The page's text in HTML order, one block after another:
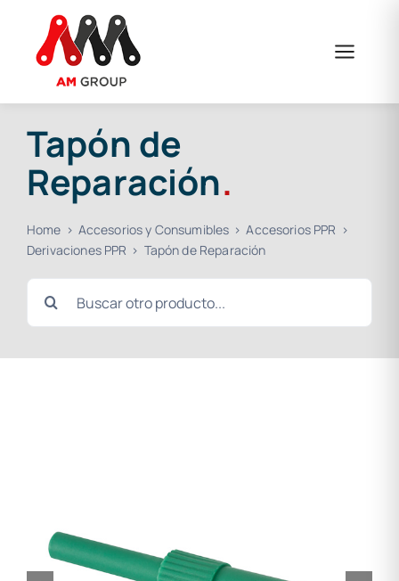
contenido
Tapón de
Reparación.
Home Accesorios y Consumibles
Accesorios PPR
Derivaciones PPR
Tapón de Reparación
Buscar: